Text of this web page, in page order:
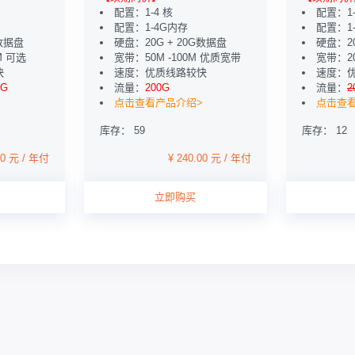
据盘
可选
元 / 年付
配置：1-4 核
配置：1-4G内存
硬盘：20G + 20G数据盘
宽带：50M -100M 优质宽带
速度：优质线路较快
流量： 200G
点击查看产品介绍>
库存： 59
¥ 240.00 元 / 年付
立即购买
配置：
配置：
硬盘：
宽带：
速度：
流量：
点击查
库存： 12